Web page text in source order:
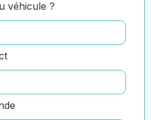
véhicule ?